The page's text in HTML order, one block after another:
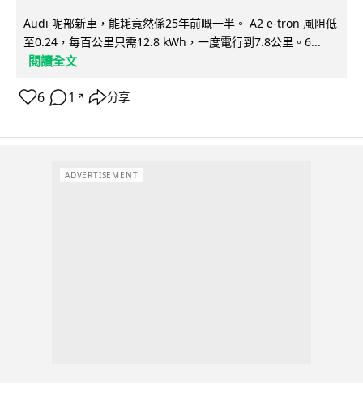
Audi 呢部新車，能耗竟然係25年前嘅一半。 A2 e-tron 風阻低
至0.24，每百公里只需12.8 kWh，一度電行到7.8公里。6...
閱讀全文
6 1 ↗ 分享
ADVERTISEMENT